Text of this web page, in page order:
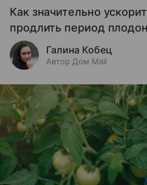
Как значительно
продлить период
Галина Кобец
Автор Дом Mail